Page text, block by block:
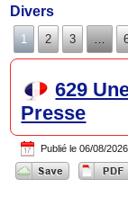
Divers
1 2 3 …
629
Presse
Publié le 06/08/2026